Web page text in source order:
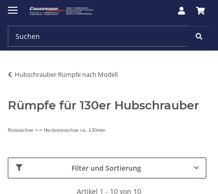
Hubschrauber Rümpfe nach Modell
Rümpfe für 130er Hubschrauber
Rotorachse <-> Heckrotorachse ca. 130mm
Filter und Sortierung
Artikel 1 - 10 von 10